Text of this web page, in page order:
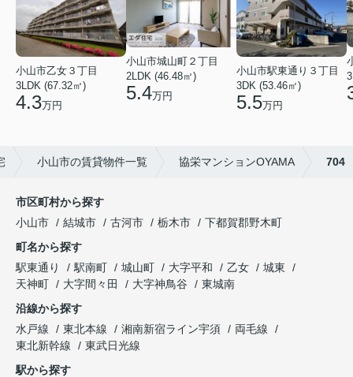
小山市乙女３丁目
3LDK (67.32㎡)
4.3万円
小山市城山町２丁目
2LDK (46.48㎡)
5.4万円
小山市駅東通り３丁目
3DK (53.46㎡)
5.5万円
小山市の賃貸物件一覧 協栄マンションOYAMA 704
市区町村から探す
小山市
結城市 古河市 栃木市
下都賀郡野木町
町名から探す
駅東通り
駅南町 城山町 大字平和 乙女
城東
天神町
大字間々田 大字神鳥谷
東城南
沿線から探す
水戸線
東北本線 湘南新宿ライン宇須
両毛線
東北新幹線
東武日光線
駅から探す